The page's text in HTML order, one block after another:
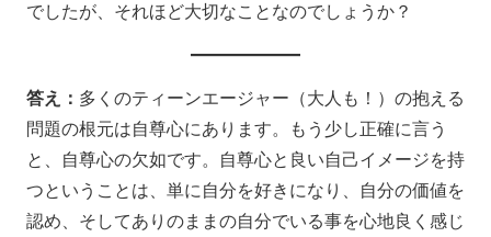
でしたが、それほど大切なことなのでしょうか？
答え： 多くのティーンエージャー（大人も！）の抱える
問題の根元は自尊心にあります。もう少し正確に言う
と、自尊心の欠如です。自尊心と良い自己イメージを持
つということは、単に自分を好きになり、自分の価値を
認め、そしてありのままの自分でいる事を心地良く感じ